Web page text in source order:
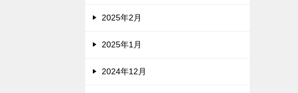
2025年2月
2025年1月
2024年12月